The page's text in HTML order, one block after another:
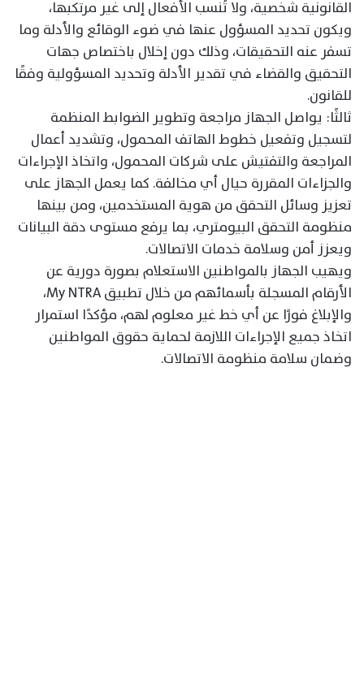
القانونية شخصية، ولا تُنسب الأفعال إلى غير مرتكبها،
ويكون تحديد المسؤول عنها في ضوء الوقائع والأدلة وما
تسفر عنه التحقيقات، وذلك دون إخلال باختصاص جهات
التحقيق والقضاء في تقدير الأدلة وتحديد المسؤولية وفقًا
للقانون.
ثالثًا: يواصل الجهاز مراجعة وتطوير الضوابط المنظمة
لتسجيل وتفعيل خطوط الهاتف المحمول، وتشديد أعمال
المراجعة والتفتيش على شركات المحمول، واتخاذ الإجراءات
والجزاءات المقررة حيال أي مخالفة. كما يعمل الجهاز على
تعزيز وسائل التحقق من هوية المستخدمين، ومن بينها
منظومة التحقق البيومتري، بما يرفع مستوى دقة البيانات
ويعزز أمن وسلامة خدمات الاتصالات.
ويهيب الجهاز بالمواطنين الاستعلام بصورة دورية عن
الأرقام المسجلة بأسمائهم من خلال تطبيق My NTRA،
والإبلاغ فورًا عن أي خط غير معلوم لهم، مؤكدًا استمرار
اتخاذ جميع الإجراءات اللازمة لحماية حقوق المواطنين
وضمان سلامة منظومة الاتصالات.